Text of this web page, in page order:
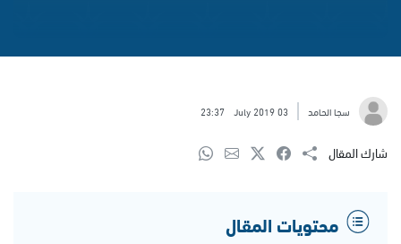
سجا الحامد 03 July 2019
23:37
شارك المقال
محتويات المقال